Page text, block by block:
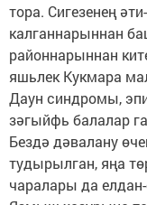
тора. Сигезенең
калганнарыннан
районнарыннан
яшьлек Кукмара
Даун синдромы,
зәгыйфь балалар
Бездә дәвалану
тудырылган, яңа
чаралары да